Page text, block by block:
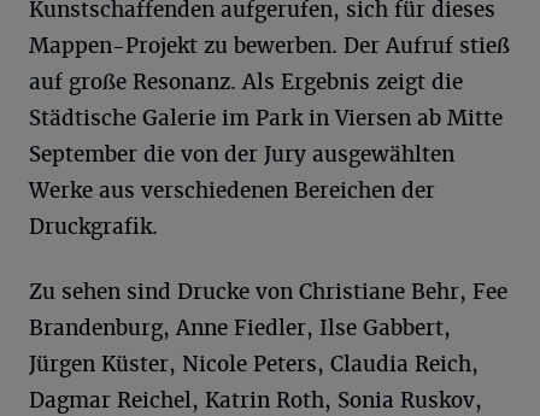
Kunstschaffenden aufgerufen, sich für dieses
Mappen-Projekt zu bewerben. Der Aufruf stieß
auf große Resonanz. Als Ergebnis zeigt die
Städtische Galerie im Park in Viersen ab Mitte
September die von der Jury ausgewählten
Werke aus verschiedenen Bereichen der
Druckgrafik.
Zu sehen sind Drucke von Christiane Behr, Fee
Brandenburg, Anne Fiedler, Ilse Gabbert,
Jürgen Küster, Nicole Peters, Claudia Reich,
Dagmar Reichel, Katrin Roth, Sonia Ruskov,